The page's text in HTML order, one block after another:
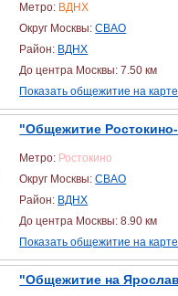
Метро: ВДНХ
Округ Москвы:СВАО
Район: ВДНХ
До центра Москвы: 7.50 км
Показать общежитие на карте
"Общежитие
Метро: Ростокино
Округ Москвы:СВАО
Район: ВДНХ
До центра Москвы: 8.90 км
Показать общежитие на карте
"Общежитие на